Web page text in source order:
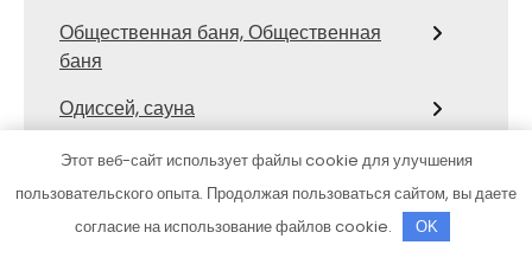
Общественная баня, Общественная
баня
Одиссей, сауна
Оздоровительный комплекс на
Маяковского
Олимп, автомоечный комплекс
Этот веб-сайт использует файлы cookie для улучшения
пользовательского опыта. Продолжая пользоваться сайтом, вы даете
согласие на использование файлов cookie.
OK